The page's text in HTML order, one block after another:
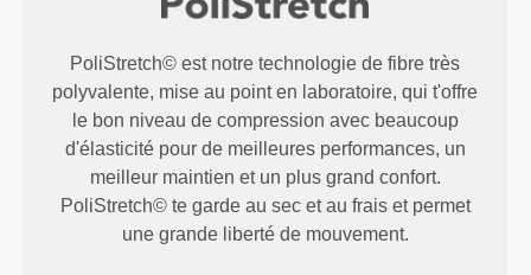
PoliStretch© est notre technologie de fibre très
polyvalente, mise au point en laboratoire, qui t'offre
le bon niveau de compression avec beaucoup
d'élasticité pour de meilleures performances, un
meilleur maintien et un plus grand confort.
PoliStretch© te garde au sec et au frais et permet
une grande liberté de mouvement.